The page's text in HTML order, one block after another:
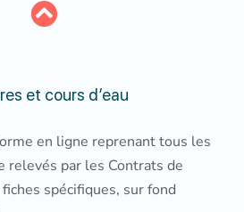
et cours d’eau
en ligne reprenant tous les
relevés par les Contrats de
spécifiques, sur fond